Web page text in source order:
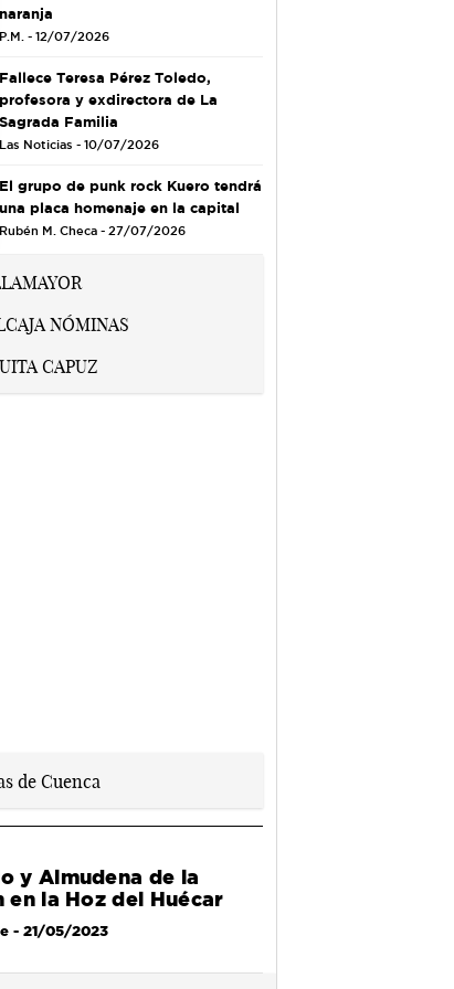
naranja
P.M. - 12/07/2026
Fallece Teresa Pérez Toledo,
profesora y exdirectora de La
Sagrada Familia
Las Noticias - 10/07/2026
El grupo de punk rock Kuero tendrá
una placa homenaje en la capital
Rubén M. Checa - 27/07/2026
y Almudena de la
en la Hoz del Huécar
- 21/05/2023